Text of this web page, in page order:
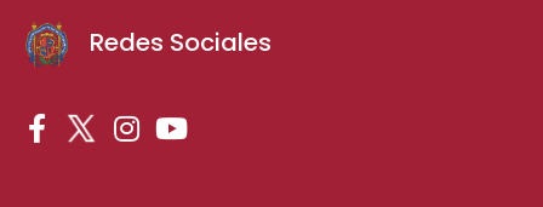
Redes Sociales